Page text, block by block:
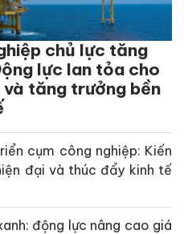
chủ lực tăng
lực lan tỏa cho
tăng trưởng bền
cụm công nghiệp: Kiến
đại và thúc đẩy kinh tế
động lực nâng cao giá